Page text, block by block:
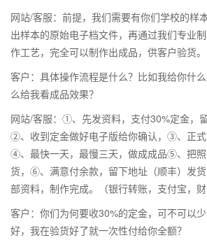
网站/客服：前提，我们需要有你们学校的样
出样本的原始电子档文件，再通过我们专业
作工艺，完全可以制作出成品，供客户验货。
客户：具体操作流程是什么？比如我给你什
么给我看成品效果？
网站/客服：①、先发资料，支付30%定金，
②、收到定金做好电子版给你确认，③、正式
④、最快一天，最慢三天，做成成品⑤、把
货，⑥、满意付余款，留下地址（顺丰）发
部资料，制作完成。（银行转账，支付宝，财
客户：你们为何要收30%的定金，可不可以
好，我在验货好了就一次性付给你全额？